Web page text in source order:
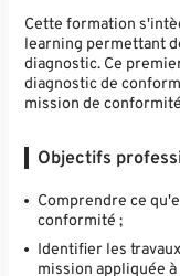
Cette formation
learning permettant
diagnostic. Ce
diagnostic de
mission de
Objectifs
Comprendre ce
conformité ;
Identifier les
mission appliquée